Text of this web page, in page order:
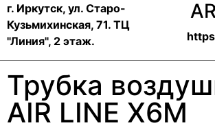
г. Иркутск, ул. ​Старо-
Кузьмихинская, 71. ТЦ
"Линия", 2 этаж.
Трубка
AIR LINE X6M